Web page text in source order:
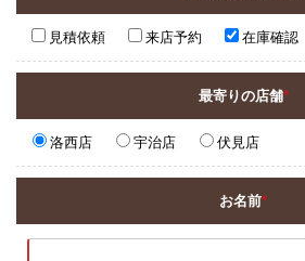
見積依頼 来店予約 在庫確認
最寄りの店舗*
洛西店 宇治店 伏見店
お名前*